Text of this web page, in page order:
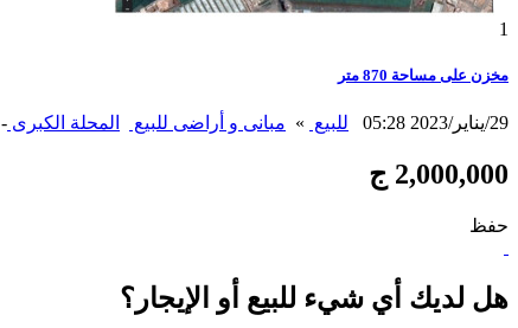
1
مخزن على مساحة 870 متر
29/يناير/2023 05:28 للبيع » مبانى و أراضى للبيع المحلة الكبرى - 42.18كم
2,000,000 ج
حفظ
هل لديك أي شيء للبيع أو الإيجار؟